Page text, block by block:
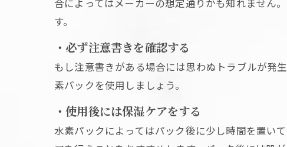
す。
・必ず注意書きを確認する
もし注意書きがある場合には思わぬトラブルが発
素パックを使用しましょう。
・使用後には保湿ケアをする
水素パックによってはパック後に少し時間を置い